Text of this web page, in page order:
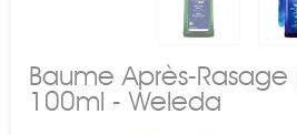
Baume Après-
100ml - Weleda